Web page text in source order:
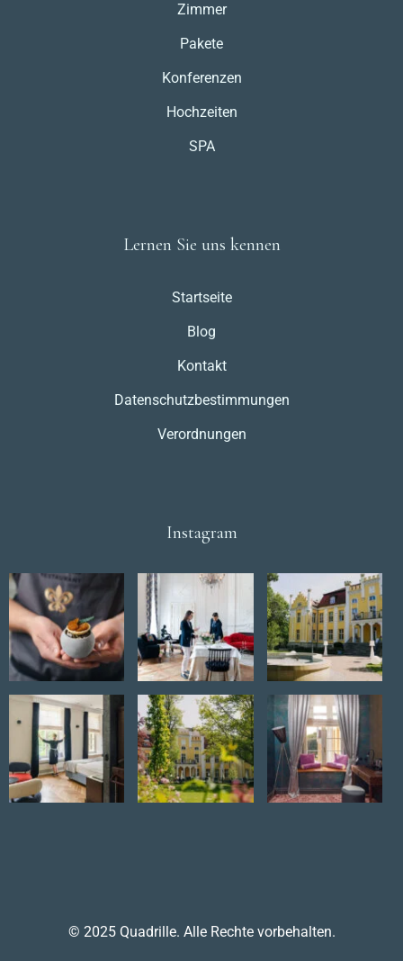
Zimmer
Pakete
Konferenzen
Hochzeiten
SPA
Lernen Sie uns kennen
Startseite
Blog
Kontakt
Datenschutzbestimmungen
Verordnungen
Instagram
© 2025 Quadrille. Alle Rechte vorbehalten.